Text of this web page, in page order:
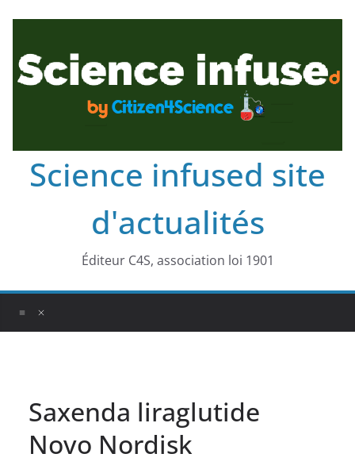
Science infused site
d'actualités
Éditeur C4S, association loi 1901
Saxenda liraglutide
Novo Nordisk